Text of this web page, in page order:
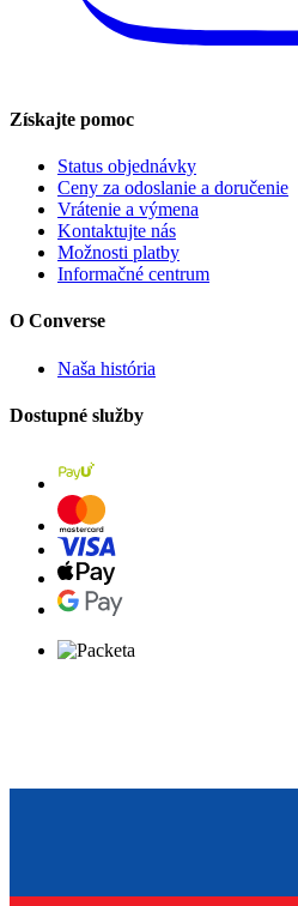
Získajte pomoc
Status objednávky
Ceny za odoslanie a doručenie
Vrátenie a výmena
Kontaktujte nás
Možnosti platby
Informačné centrum
O Converse
Naša história
Dostupné služby